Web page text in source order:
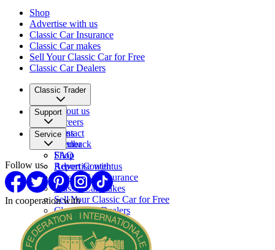
Shop
Advertise with us
Classic Car Insurance
Classic Car makes
Sell Your Classic Car for Free
Classic Car Dealers
Classic Trader
About us
Careers
Press
Partner
Support
Contact
Feedback
FAQ
Report Content
Service
Shop
Advertise with us
Classic Car Insurance
Classic Car makes
Sell Your Classic Car for Free
Classic Car Dealers
Follow us
In cooperation with